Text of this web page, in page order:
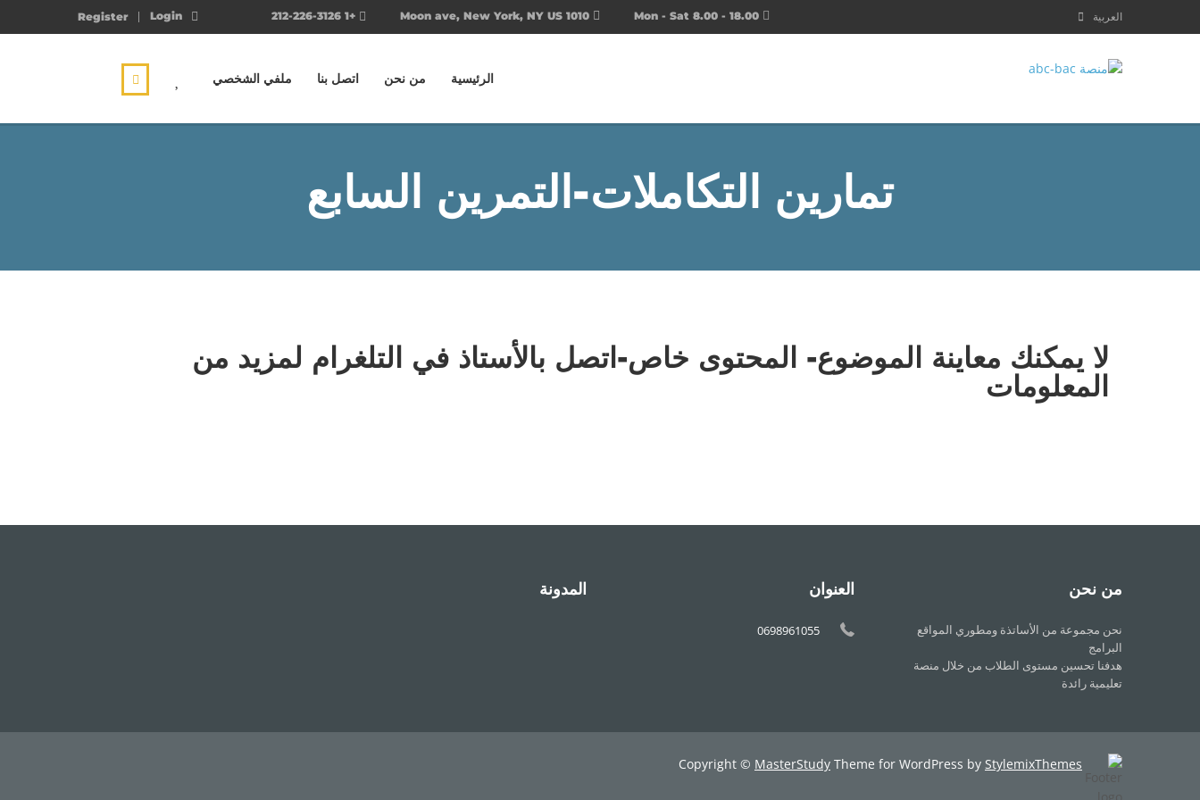
العربية Login
Register +1 212-226-3126
ملفي الشخصي اتصل بنا من نحن الرئيسية
تمارين التكاملات-التمرين السابع
لا يمكنك معاينة الموضوع- المحتوى خاص-اتصل بالأستاذ في التلغرام لمزيد من
المعلومات
من نحن
نحن مجموعة من الأساتذة ومطوري المواقع
البرامج
هدفنا تحسين مستوى الطلاب من خلال منصة
تعليمية رائدة
العنوان
0698961055
المدونة
Copyright © MasterStudy Theme for WordPress by StylemixThemes